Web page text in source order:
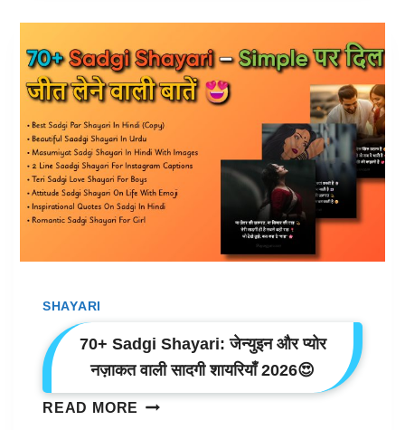
बिना
के
शब्दों
की
चुभन
महसूस
कराने
वाली
गाली
🤬
SHAYARI
70+ Sadgi Shayari: जेन्युइन और प्योर
नज़ाकत वाली सादगी शायरियाँ 2026😍
READ MORE 70+